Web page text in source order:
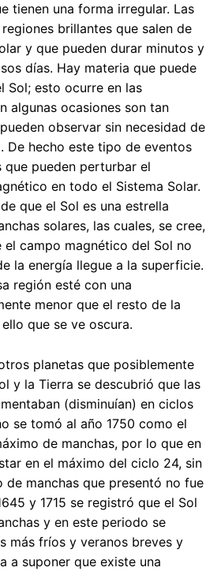
tienen una forma irregular. Las
brillantes que salen de
y que pueden durar minutos y
días. Hay materia que puede
Sol; esto ocurre en las
algunas ocasiones son tan
observar sin necesidad de
De hecho este tipo de eventos
que pueden perturbar el
en todo el Sistema Solar.
que el Sol es una estrella
solares, las cuales, se cree,
el campo magnético del Sol no
la energía llegue a la superficie.
región esté con una
menor que el resto de la
que se ve oscura.
planetas que posiblemente
y la Tierra se descubrió que las
(disminuían) en ciclos
se tomó al año 1750 como el
de manchas, por lo que en
en el máximo del ciclo 24, sin
de manchas que presentó no fue
y 1715 se registró que el Sol
y en este periodo se
más fríos y veranos breves y
a suponer que existe una